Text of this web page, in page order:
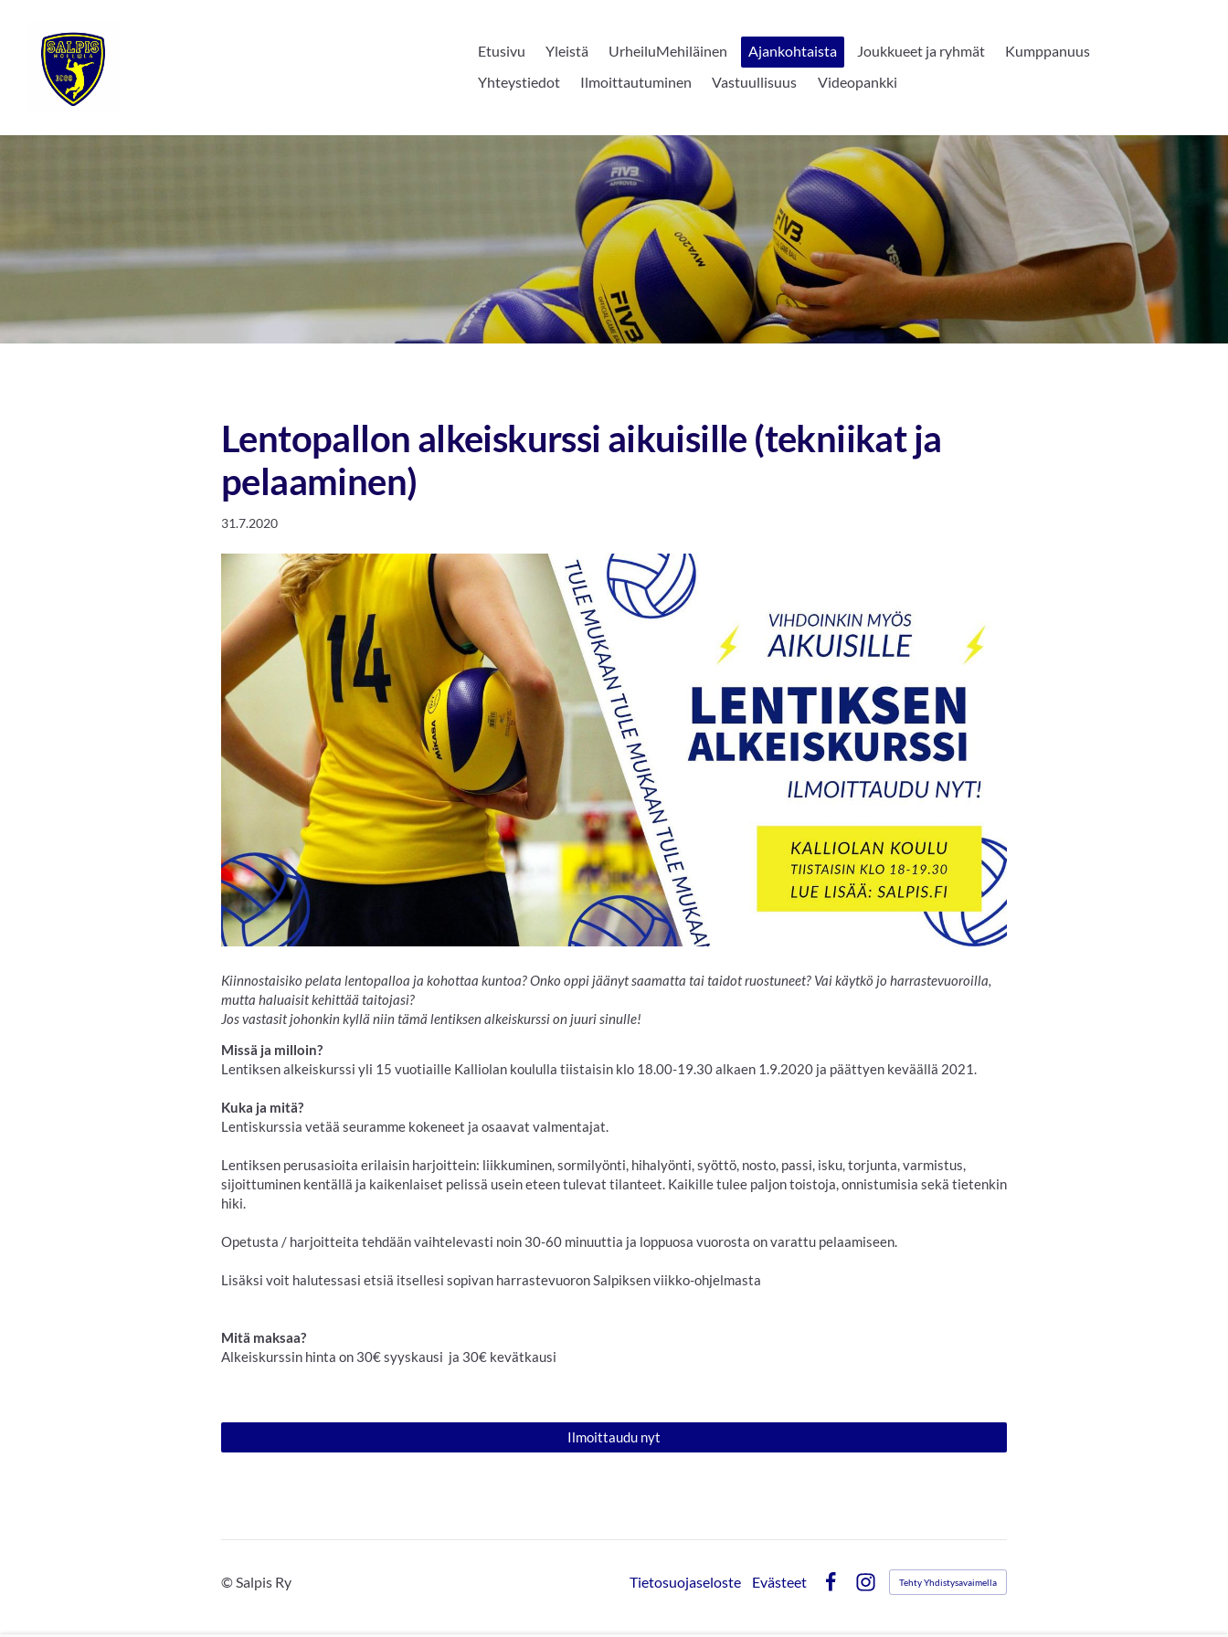
sisältöön
Sivuston etusivulle
Etusivu Yleistä UrheiluMehiläinen Ajankohtaista Joukkueet ja ryhmät
Kumppanuus
Yhteystiedot
Ilmoittautuminen Vastuullisuus Videopankki
Lentopallon alkeiskurssi aikuisille (tekniikat ja
pelaaminen)
31.7.2020
Kiinnostaisiko pelata lentopalloa ja kohottaa kuntoa? Onko oppi jäänyt saamatta tai taidot ruostuneet? Vai käytkö jo harrastevuoroilla,
mutta haluaisit kehittää taitojasi?
Jos vastasit johonkin kyllä niin tämä lentiksen alkeiskurssi on juuri sinulle!
Missä ja milloin?
Lentiksen alkeiskurssi yli 15 vuotiaille Kalliolan koululla tiistaisin klo 18.00-19.30 alkaen 1.9.2020 ja päättyen keväällä 2021.
Kuka ja mitä?
Lentiskurssia vetää seuramme kokeneet ja osaavat valmentajat.
Lentiksen perusasioita erilaisin harjoittein: liikkuminen, sormilyönti, hihalyönti, syöttö, nosto, passi, isku, torjunta, varmistus,
sijoittuminen kentällä ja kaikenlaiset pelissä usein eteen tulevat tilanteet. Kaikille tulee paljon toistoja, onnistumisia sekä tietenkin
hiki.
Opetusta / harjoitteita tehdään vaihtelevasti noin 30-60 minuuttia ja loppuosa vuorosta on varattu pelaamiseen.
Lisäksi voit halutessasi etsiä itsellesi sopivan harrastevuoron Salpiksen viikko-ohjelmasta
Mitä maksaa?
Alkeiskurssin hinta on 30€ syyskausi ja 30€ kevätkausi
Ilmoittaudu nyt
©Salpis Ry Tietosuojaseloste
Evästeet
Instagram
Tehty Yhdistysavaimella